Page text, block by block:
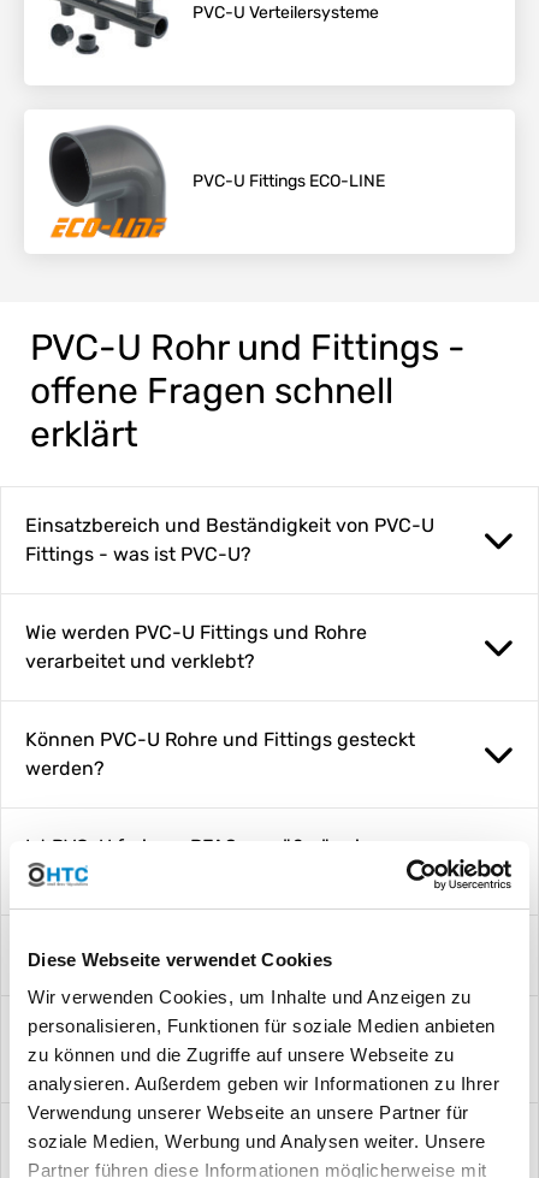
Diese Webseite verwendet Cookies
Wir verwenden Cookies, um Inhalte und Anzeigen zu
personalisieren, Funktionen für soziale Medien anbieten
zu können und die Zugriffe auf unsere Webseite zu
analysieren. Außerdem geben wir Informationen zu Ihrer
Verwendung unserer Webseite an unsere Partner für
soziale Medien, Werbung und Analysen weiter. Unsere
Partner führen diese Informationen möglicherweise mit
PVC-U Verteilersysteme
PVC-U Fittings ECO-LINE
PVC-U Rohr und Fittings -
offene Fragen schnell
erklärt
Einsatzbereich und Beständigkeit von PVC-U
Fittings - was ist PVC-U?
Wie werden PVC-U Fittings und Rohre
verarbeitet und verklebt?
Können PVC-U Rohre und Fittings gesteckt
werden?
Ist PVC-U frei von PFAS gemäß gängiger
Definition (z.B. ECHA/OECD)?
Sind PVC-U Rohre und Fittings UV-stabil?
Welche Vorteile bieten schwarze PVC-U Rohre
und Fittings?
Sind PVC-U Rohre für eine Solarheizung
geeignet? UV-Beständigkeit?